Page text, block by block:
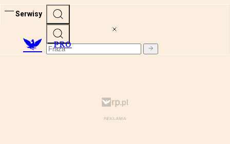
Serwisy
PRO